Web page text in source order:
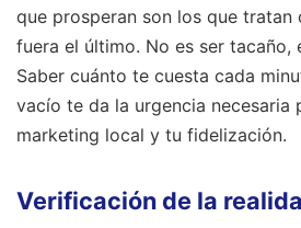
que prosperan son los que tratan
fuera el último. No es ser tacaño,
Saber cuánto te cuesta cada
vacío te da la urgencia necesaria
marketing local y tu fidelización.
Verificación de la